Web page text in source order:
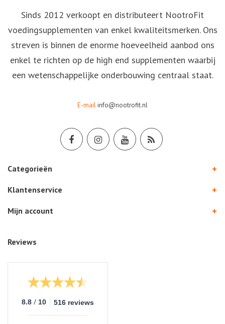
Sinds 2012 verkoopt en distributeert NootroFit
voedingsupplementen van enkel kwaliteitsmerken. Ons
streven is binnen de enorme hoeveelheid aanbod ons
enkel te richten op de high end supplementen waarbij
een wetenschappelijke onderbouwing centraal staat.
E-mailinfo@nootrofit.nl
Categorieën
Klantenservice
Mijn account
Reviews
8.8 / 10 516 reviews